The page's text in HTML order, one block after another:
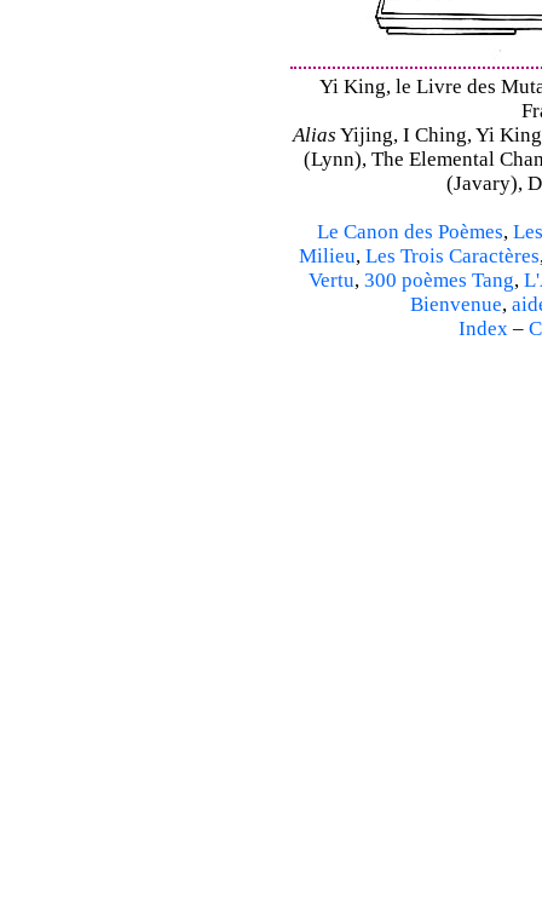
Yi King, le Livre des
Alias Yijing, I Ching, Yi
(Lynn), The Elemental
(Javary),
Le Canon des Poèmes,
Milieu, Les Trois Caractères
Vertu, 300 poèmes Tang,
Bienvenue,
Index–